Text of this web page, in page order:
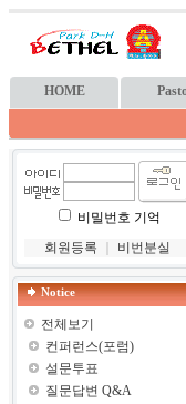
HOME
비밀번호 기억
회원등록
비번분실
Notice
전체보기
컨퍼런스(포럼)
설문투표
질문답변 Q&A